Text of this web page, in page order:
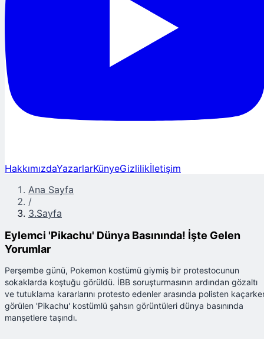
HakkımızdaYazarlarKünyeGizlilikİletişim
Ana Sayfa
/
3.Sayfa
Eylemci 'Pikachu' Dünya Basınında! İşte Gelen
Yorumlar
Perşembe günü, Pokemon kostümü giymiş bir protestocunun
sokaklarda koştuğu görüldü. İBB soruşturmasının ardından gözaltı
ve tutuklama kararlarını protesto edenler arasında polisten
görülen 'Pikachu' kostümlü şahsın görüntüleri dünya basınında
manşetlere taşındı.